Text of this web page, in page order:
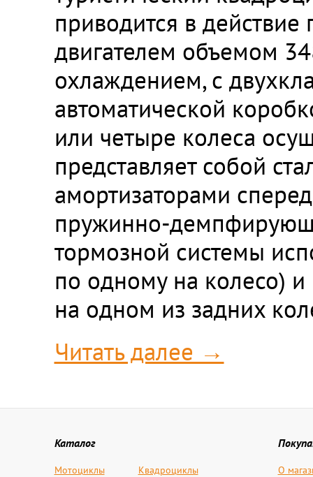
приводится в
двигателем объемом
охлаждением, с
автоматической
или четыре колеса
представляет собой
амортизаторами
пружинно-
тормозной системы
по одному на колесо)
на одном из задних
Читать далее →
Каталог
Мотоциклы
Квадроциклы
О